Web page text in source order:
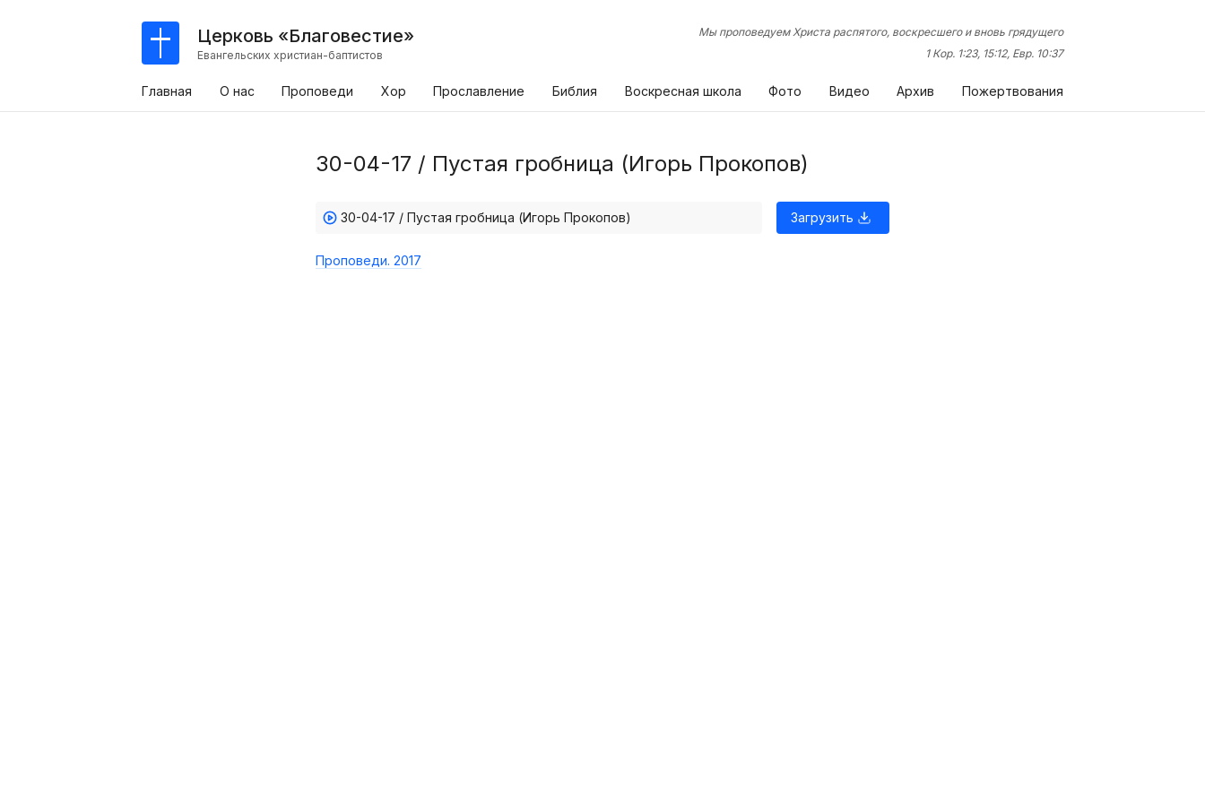
Церковь «Благовестие»
Евангельских христиан-баптистов
Мы проповедуем Христа распятого, воскресшего и вновь грядущего
1 Кор. 1:23, 15:12, Евр. 10:37
Главная О нас Проповеди Хор Прославление Библия Воскресная школа Фото Видео Архив Пожертвования
30-04-17 / Пустая гробница (Игорь Прокопов)
Загрузить
30-04-17 / Пустая гробница (Игорь Прокопов)
Проповеди. 2017